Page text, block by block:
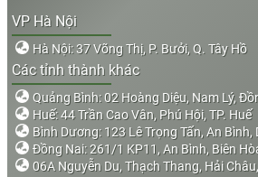
VP Hà Nội
Hà Nội: 37 Võng Thị, P. Bưởi, Q. Tây Hồ
Các tỉnh thành khác
Quảng Bình: 02 Hoàng Diệu, Nam Lý,
Huế: 44 Trần Cao Vân, Phú Hội, TP. Huế
Bình Dương: 123 Lê Trọng Tấn, An Bình,
Đồng Nai: 261/1 KP11, An Bình, Biên
06A Nguyễn Du, Thạch Thang, Hải